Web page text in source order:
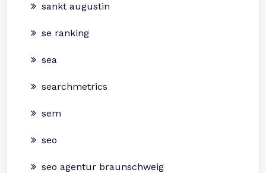
sankt augustin
se ranking
sea
searchmetrics
sem
seo
seo agentur braunschweig